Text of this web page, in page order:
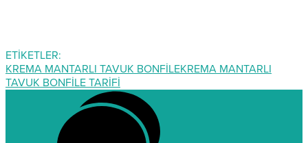
ETİKETLER:
KREMA MANTARLI TAVUK BONFİLEKREMA MANTARLI
TAVUK BONFİLE TARİFİ